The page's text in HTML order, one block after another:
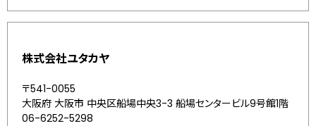
株式会社ユタカヤ
〒541-0055
大阪府 大阪市 中央区船場中央3-3 船場センタービル9号館1階
06-6252-5298